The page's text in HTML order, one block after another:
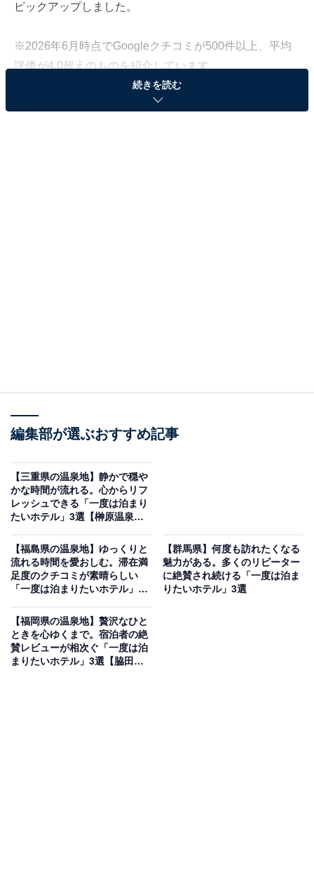
ピックアップしました。
※2026年6月時点でGoogleクチコミが500件以上、平均
評価が4.0超えのものを紹介しています
この記事の執筆者： All About ニュース お買
原鶴温泉 旅館 佐藤荘（画像：「原鶴温泉 旅館 佐藤荘」公式Webサイトよ
り）
原鶴温泉の「原鶴温泉 旅館 佐藤荘」は、2層の断層の割
慢の静かな湯宿です。リニューアルした特別室にはアル
カリイオン泉の内風呂が備わっています。お食事は、旬
の食材を惜しみなく取り入れ、山海の幸をふんだんに使
続きを読む
編集部が選ぶおすすめ記事
【三重県の温泉地】静かで穏や
かな時間が流れる。心からリフ
レッシュできる「一度は泊まり
たいホテル」3選【榊原温泉・
【福島県の温泉地】ゆっくりと
流れる時間を愛おしむ。滞在満
足度のクチコミが素晴らしい
「一度は泊まりたいホテル」3
泉・飯坂温泉】
【群馬県】何度も訪れたくなる
魅力がある。多くのリピーター
に絶賛され続ける「一度は泊ま
りたいホテル」3選
【福岡県の温泉地】贅沢なひと
ときを心ゆくまで。宿泊者の絶
賛レビューが相次ぐ「一度は泊
まりたいホテル」3選【脇田温